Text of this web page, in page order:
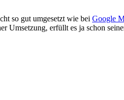
so gut umgesetzt wie bei Google
Umsetzung, erfüllt es ja schon